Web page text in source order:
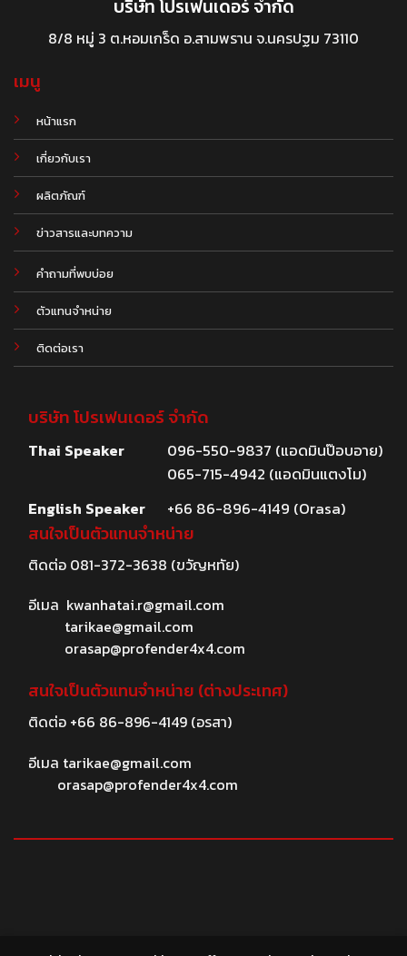
บริษัท โปรเฟนเดอร์ จำกัด
8/8 หมู่ 3 ต.หอมเกร็ด อ.สามพราน จ.นครปฐม 73110
เมนู
หน้าแรก
เกี่ยวกับเรา
ผลิตภัณฑ์
ข่าวสารและบทความ
.
คำถามที่พบบ่อย
ตัวแทนจำหน่าย
ติดต่อเรา
บริษัท โปรเฟนเดอร์ จำกัด
Thai Speaker
096-550-9837 (แอดมินป๊อบอาย)
065-715-4942 (แอดมินแตงโม)
English Speaker
+66 86-896-4149 (Orasa)
สนใจเป็นตัวแทนจำหน่าย
ติดต่อ 081-372-3638 (ขวัญหทัย)
อีเมล kwanhatai.r@gmail.com
tarikae@gmail.com
orasap@profender4x4.com
สนใจเป็นตัวแทนจำหน่าย (ต่างประเทศ)
ติดต่อ +66 86-896-4149(อรสา)
อีเมล tarikae@gmail.com
orasap@profender4x4.com